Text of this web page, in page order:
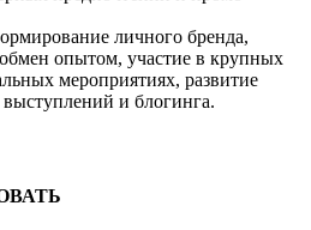
личного бренда,
опытом, участие в крупных
мероприятиях, развитие
и блогинга.